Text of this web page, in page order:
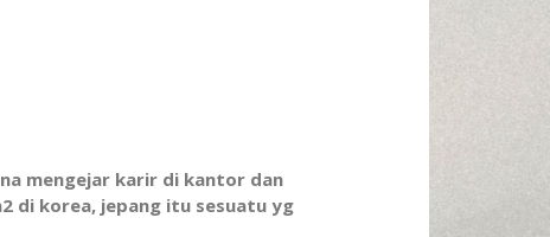
mengejar karir di kantor dan
di korea, jepang itu sesuatu yg